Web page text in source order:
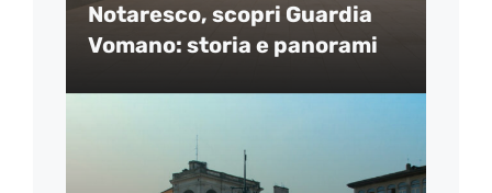
Notaresco, scopri Guardia
Vomano: storia e panorami